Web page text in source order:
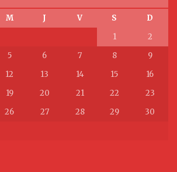
M J V S
D
1
2
5 6 7 8
9
12 13 14 15
16
19 20 21 22
23
26 27 28 29
30